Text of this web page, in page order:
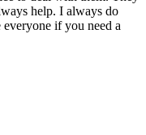
help. I always do
if you need a